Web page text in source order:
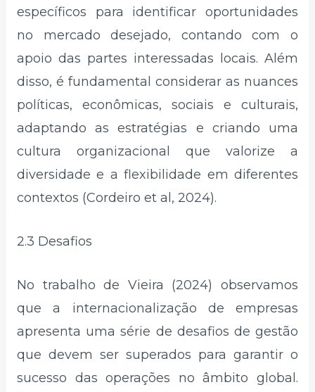
específicos para identificar oportunidades
no mercado desejado, contando com o
apoio das partes interessadas locais. Além
disso, é fundamental considerar as nuances
políticas, econômicas, sociais e culturais,
adaptando as estratégias e criando uma
cultura organizacional que valorize a
diversidade e a flexibilidade em diferentes
contextos (Cordeiro et al, 2024).
2.3 Desafios
No trabalho de Vieira (2024) observamos
que a internacionalização de empresas
apresenta uma série de desafios de gestão
que devem ser superados para garantir o
sucesso das operações no âmbito global.